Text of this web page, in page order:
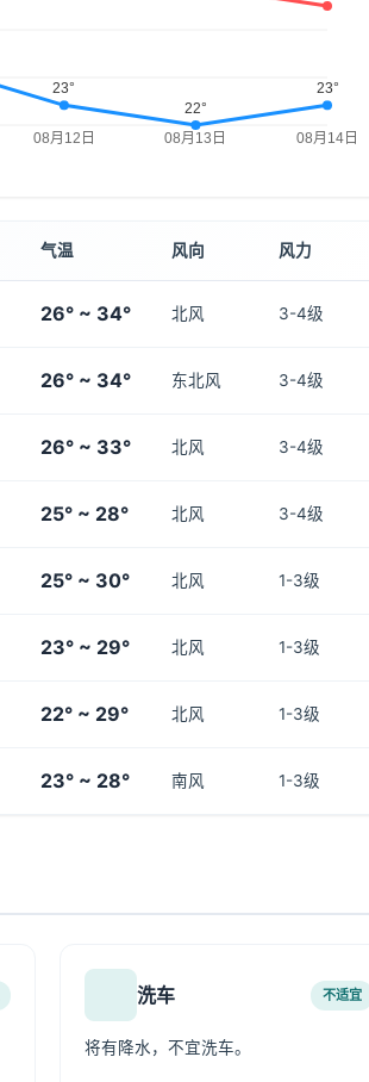
气温 风向 风力
26° ~ 34° 北风 3-4级
26° ~ 34° 东北风 3-4级
26° ~ 33° 北风 3-4级
25° ~ 28° 北风 3-4级
25° ~ 30° 北风 1-3级
23° ~ 29° 北风 1-3级
22° ~ 29° 北风 1-3级
23° ~ 28° 南风 1-3级
洗车 不适宜
将有降水，不宜洗车。